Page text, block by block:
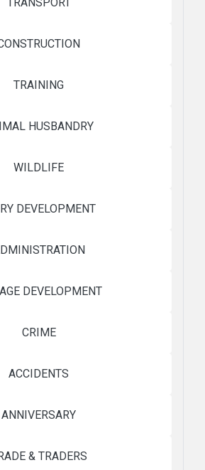
TRANSPORT
TRAINING
HUSBANDRY
WILDLIFE
DEVELOPMENT
DEVELOPMENT
CRIME
ACCIDENTS
ANNIVERSARY
& TRADERS